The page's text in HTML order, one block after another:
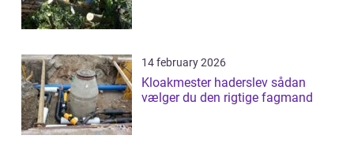
14 february 2026
Kloakmester haderslev sådan
vælger du den rigtige fagmand